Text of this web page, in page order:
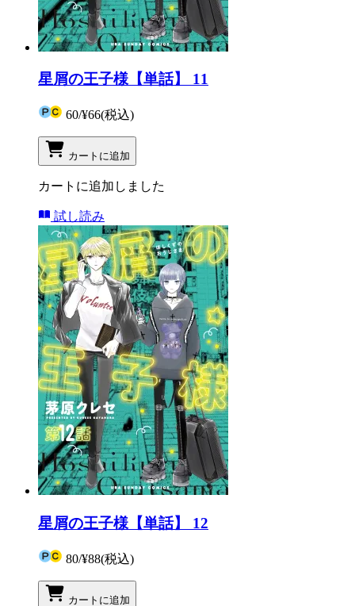
星屑の王子様【単話】 11
60/¥66(税込)
カートに追加
カートに追加しました
試し読み
星屑の王子様【単話】 12
80/¥88(税込)
カートに追加